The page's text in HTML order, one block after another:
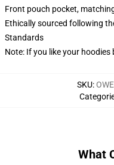
Front pouch pocket,
Ethically sourced following
Standards
Note: If you like your hoodies
SKU:
What